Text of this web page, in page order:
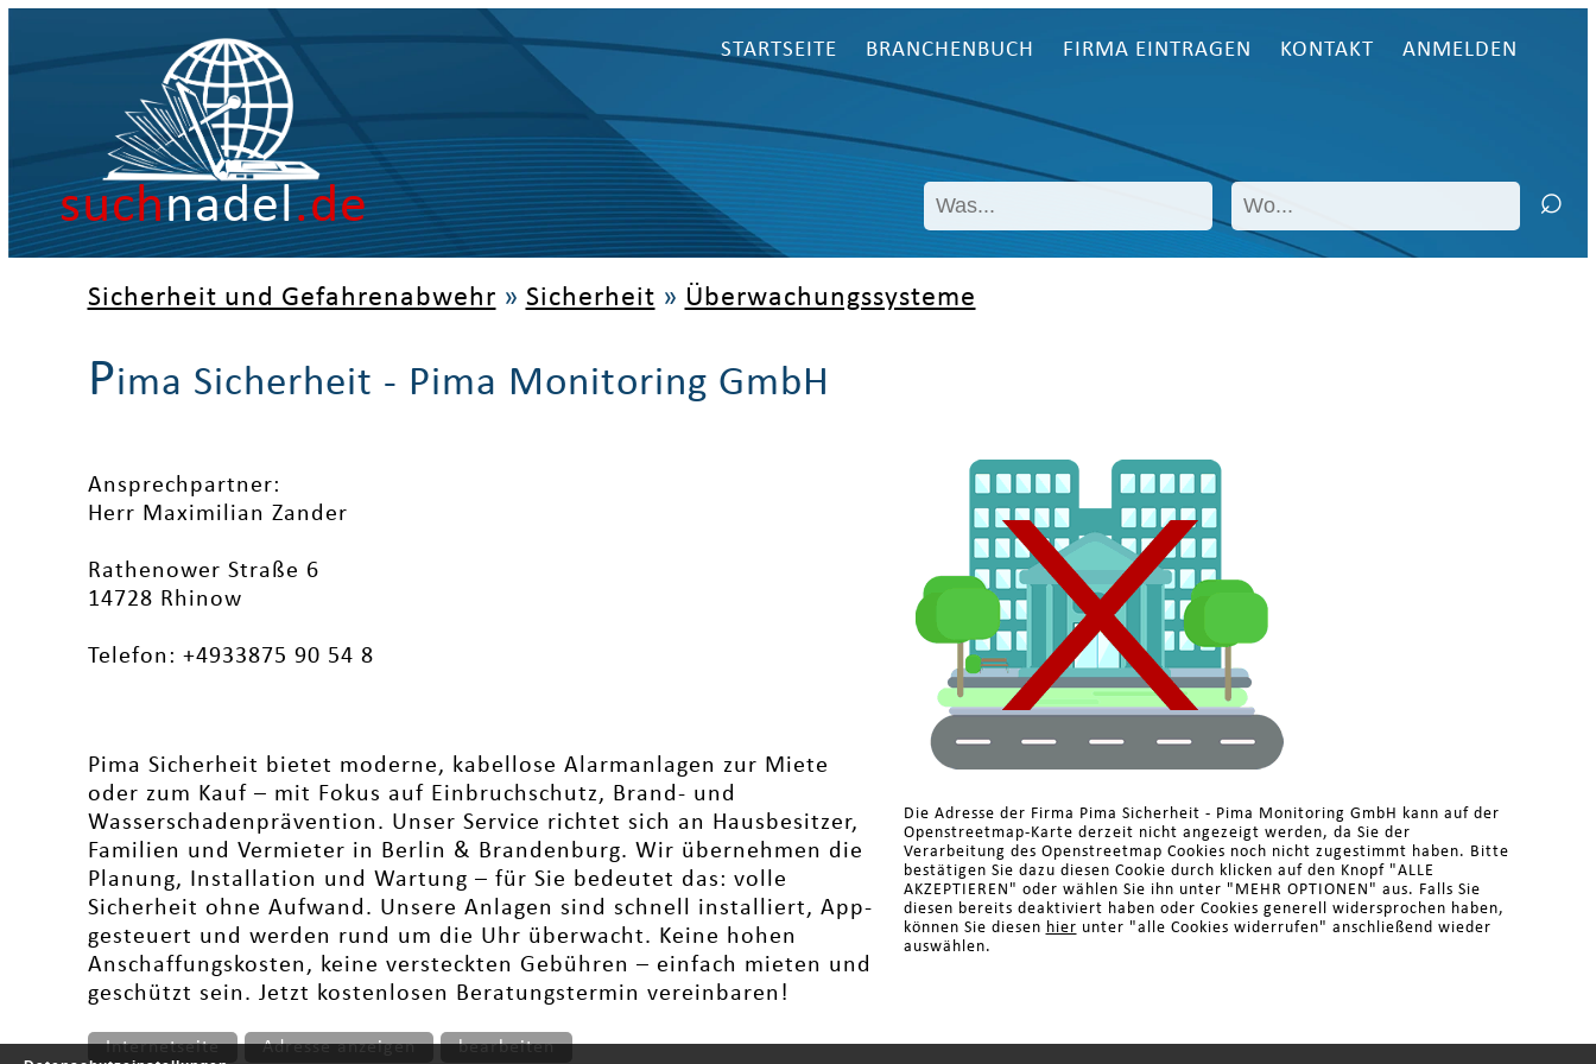
suchnadel.de
STARTSEITE BRANCHENBUCH FIRMA EINTRAGEN KONTAKT ANMELDEN
Sicherheit und Gefahrenabwehr » Sicherheit » Überwachungssysteme
Pima Sicherheit - Pima Monitoring GmbH
Ansprechpartner:
Herr Maximilian Zander
Rathenower Straße 6
14728 Rhinow
Telefon: +4933875 90 54 8
Pima Sicherheit bietet moderne, kabellose Alarmanlagen zur Miete
oder zum Kauf – mit Fokus auf Einbruchschutz, Brand- und
Wasserschadenprävention. Unser Service richtet sich an Hausbesitzer,
Familien und Vermieter in Berlin & Brandenburg. Wir übernehmen die
Planung, Installation und Wartung – für Sie bedeutet das: volle
Sicherheit ohne Aufwand. Unsere Anlagen sind schnell installiert, App-
gesteuert und werden rund um die Uhr überwacht. Keine hohen
Anschaffungskosten, keine versteckten Gebühren – einfach mieten und
geschützt sein. Jetzt kostenlosen Beratungstermin vereinbaren!
Internetseite Adresse anzeigen bearbeiten
Die Adresse der Firma Pima Sicherheit - Pima Monitoring GmbH kann auf der
Openstreetmap-Karte derzeit nicht angezeigt werden, da Sie der
Verarbeitung des Openstreetmap Cookies noch nicht zugestimmt haben. Bitte
bestätigen Sie dazu diesen Cookie durch klicken auf den Knopf "ALLE
AKZEPTIEREN" oder wählen Sie ihn unter "MEHR OPTIONEN" aus. Falls Sie
diesen bereits deaktiviert haben oder Cookies generell widersprochen haben,
können Sie diesen hier unter "alle Cookies widerrufen" anschließend wieder
auswählen.